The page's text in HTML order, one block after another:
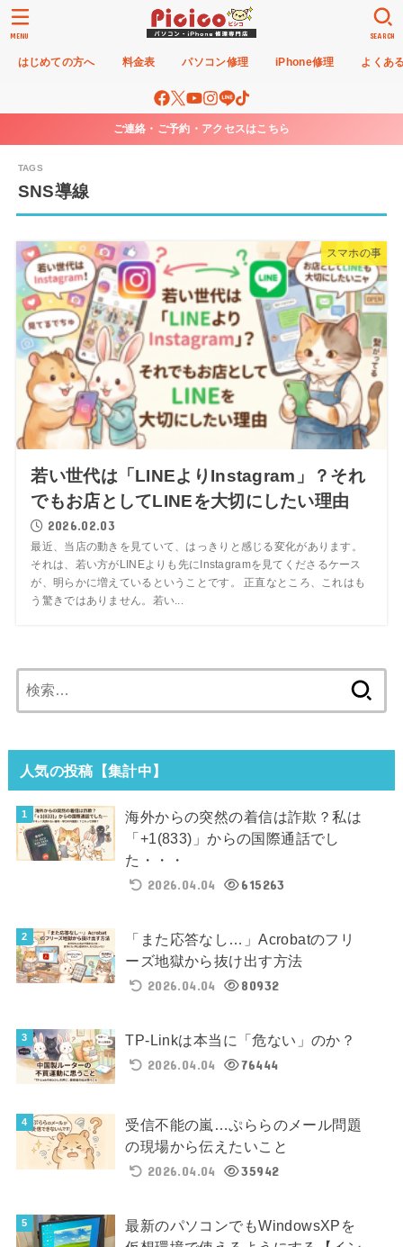
はじめての方へ 料金表 パソコン修理 iPhone修理 よくあ
SEARCH
MENU
ご連絡・ご予約・アクセスはこちら
SNS導線
スマホの事
若い世代は「LINEよりInstagram」？それ
でもお店としてLINEを大切にしたい理由
2026.02.03
最近、当店の動きを見ていて、はっきりと感じる変化があります。
それは、若い方がLINEよりも先にInstagramを見てくださるケース
が、明らかに増えているということです。 正直なところ、これはも
う驚きではありません。若い...
索:
人気の投稿【集計中】
海外からの突然の着信は詐欺？私は
「+1(833)」からの国際通話でし
た・・・
2026.04.04
615263
「また応答なし…」Acrobatのフリ
ーズ地獄から抜け出す方法
2026.04.04
80932
TP-Linkは本当に「危ない」のか？
2026.04.04
76444
受信不能の嵐…ぷららのメール問題
の現場から伝えたいこと
2026.04.04
35942
最新のパソコンでもWindowsXPを